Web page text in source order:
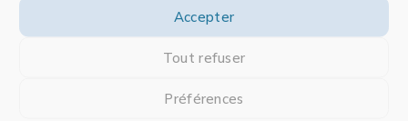
Accepter
Tout refuser
Préférences